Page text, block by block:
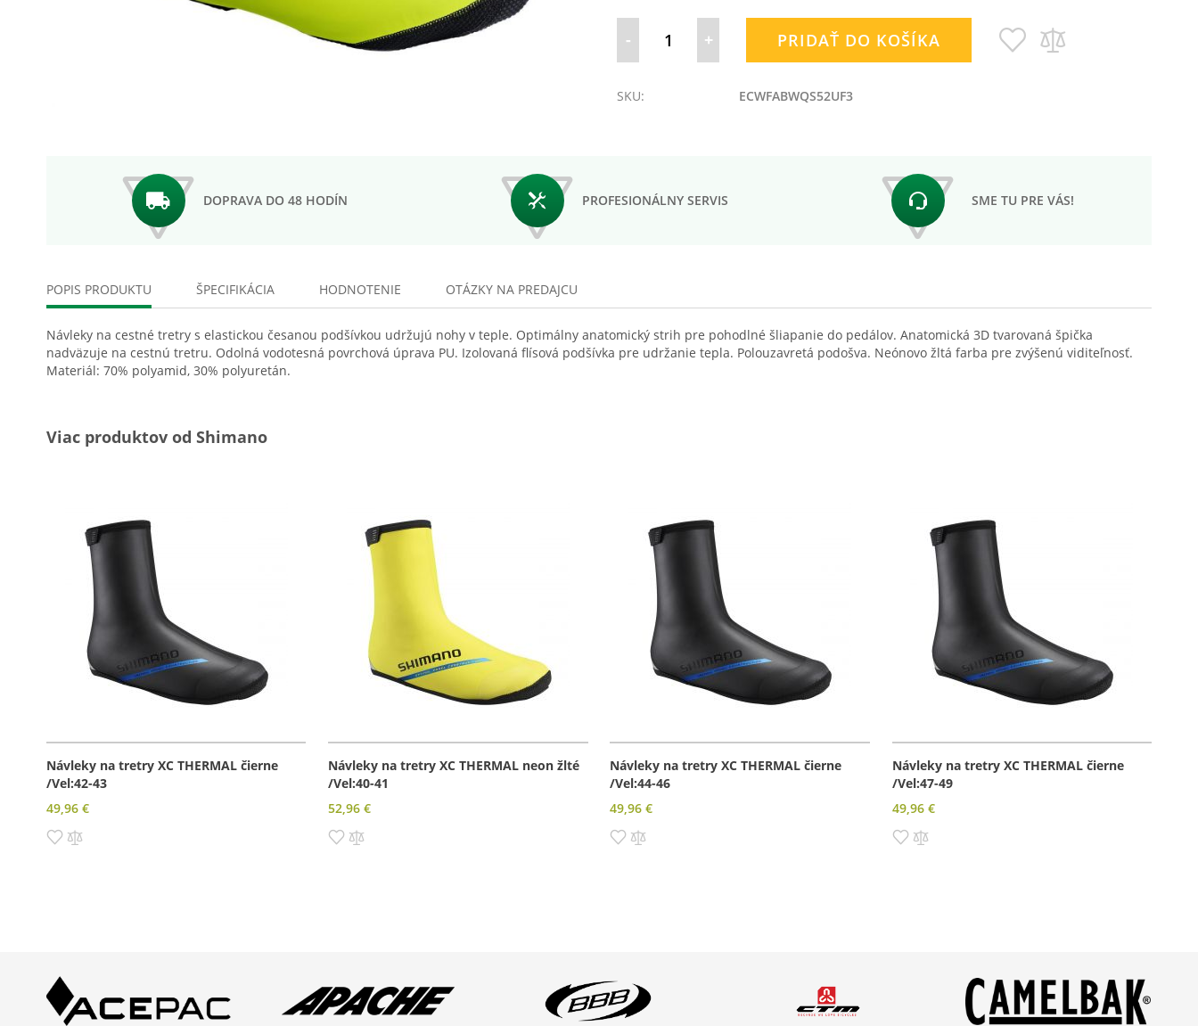
- + PRIDAŤ DO KOŠÍKA
Pridať
do
SKU:
ECWFABWQS52UF3
DOPRAVA DO 48 HODÍN
PROFESIONÁLNY SERVIS SME TU PRE VÁS!
POPIS PRODUKTU
Návleky na cestné tretry s elastickou česanou podšívkou udržujú nohy v teple. Optimálny anatomický strih pre pohodlné šliapanie do pedálov. Anatomická 3D tvarovaná špička
nadväzuje na cestnú tretru. Odolná vodotesná povrchová úprava PU. Izolovaná flísová podšívka pre udržanie tepla. Polouzavretá podošva. Neónovo žltá farba pre zvýšenú viditeľnosť.
Materiál: 70% polyamid, 30% polyuretán.
ŠPECIFIKÁCIA HODNOTENIE OTÁZKY NA PREDAJCU
Viac produktov od Shimano
Návleky na tretry XC THERMAL čierne
/Vel:42-43
49,96 €
Pridať do zoznamu prianí
Návleky na tretry XC THERMAL neon žlté
/Vel:40-41
52,96 €
Pridať do zoznamu prianí
Návleky na tretry XC THERMAL čierne
/Vel:44-46
49,96 €
Pridať do zoznamu prianí
Návleky na tretry XC THERMAL čierne
/Vel:47-49
49,96 €
Pridať do zoznamu prianí
Pridať do porovnania